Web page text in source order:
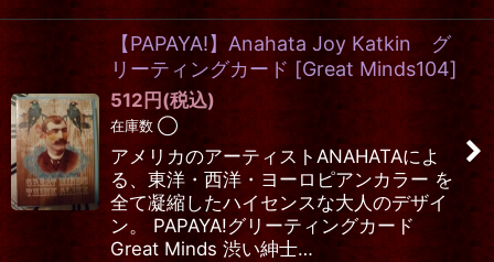
【PAPAYA!】Anahata Joy Katkin グ
リーティングカード [Great Minds104]
512 円 (税込)
在庫数 ◯
アメリカのアーティストANAHATAによ
る、東洋・西洋・ヨーロピアンカラー を
全て凝縮したハイセンスな大人のデザイ
ン。 PAPAYA!グリーティングカード
Great Minds 渋い紳士…